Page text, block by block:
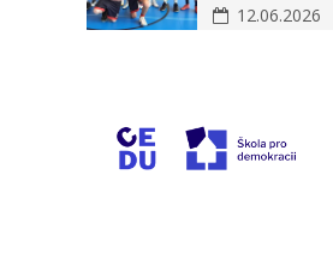
12.06.2026